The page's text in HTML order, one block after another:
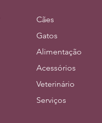
Cães
Gatos
Alimentação
Acessórios
Veterinário
Serviços